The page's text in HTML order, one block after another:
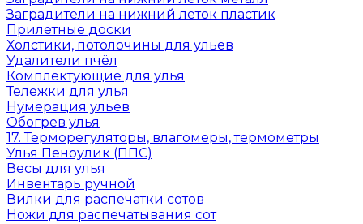
Заградители на нижний леток пластик
Прилетные доски
Холстики, потолочины для ульев
Удалители пчёл
Комплектующие для улья
Тележки для улья
Нумерация ульев
Обогрев улья
17. Терморегуляторы, влагомеры, термометры
Улья Пеноулик (ППС)
Весы для улья
Инвентарь ручной
Вилки для распечатки сотов
Ножи для распечатывания сот